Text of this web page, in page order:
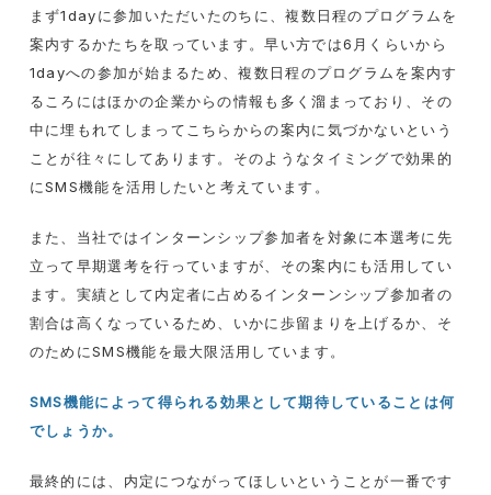
まず1dayに参加いただいたのちに、複数日程のプログラムを
案内するかたちを取っています。早い方では6 月くらいから
1dayへの参加が始まるため、複数日程のプログラムを案内す
るころにはほかの企業からの情報も多く溜まっており、その
中に埋もれてしまってこちらからの案内に気づかないという
ことが往々にしてあります。そのようなタイミングで効果的
にSMS機能を活用したいと考えています。
また、当社ではインターンシップ参加者を対象に本選考に先
立って早期選考を行っていますが、その案内にも活用してい
ます。実績として内定者に占めるインターンシップ参加者の
割合は高くなっているため、いかに歩留まりを上げるか、そ
のためにSMS機能を最大限活用しています。
SMS機能によって得られる効果として期待していることは何
でしょうか。
最終的には、内定につながってほしいということが一番です